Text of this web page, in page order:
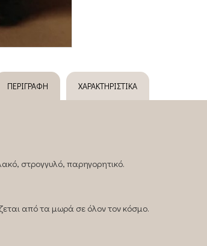
ΠΕΡΙΓΡΑΦΉ ΧΑΡΑΚΤΗΡΙΣΤΙΚΆ
στρογγυλό, παρηγορητικό.
από τα μωρά σε όλον τον κόσμο.